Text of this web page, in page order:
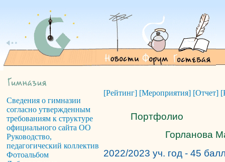
Сведения о гимназии
согласно утвержденным
требованиям к структуре
официального сайта ОО
Руководство,
педагогический коллектив
Фотоальбом
[Рейтинг] [Мероприятия] [Отчет]
Портфолио
Горланова
2022/2023 уч. год - 45